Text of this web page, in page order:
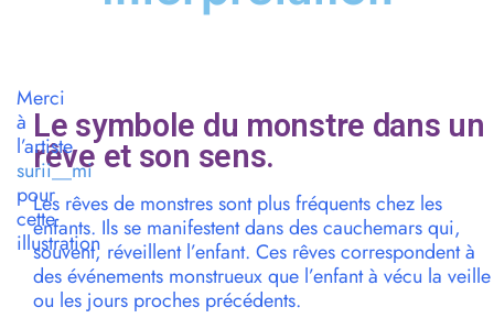
Le symbole du monstre dans un
rêve et son sens.
Les rêves de monstres sont plus fréquents chez les
enfants. Ils se manifestent dans des cauchemars qui,
souvent, réveillent l’enfant. Ces rêves correspondent à
des événements monstrueux que l’enfant à vécu la veille
ou les jours proches précédents.
Merci
à
l’artiste
surii__mi
pour
cette
illustration